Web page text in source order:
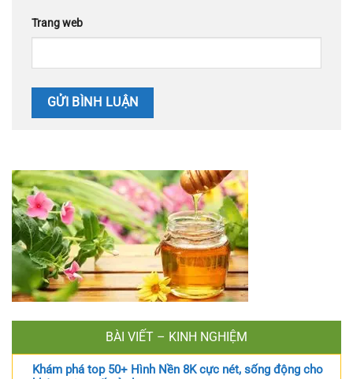
Trang web
BÀI VIẾT – KINH NGHIỆM
Khám phá top 50+ Hình Nền 8K cực nét, sống động cho